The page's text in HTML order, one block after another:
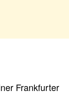
Frankfurter